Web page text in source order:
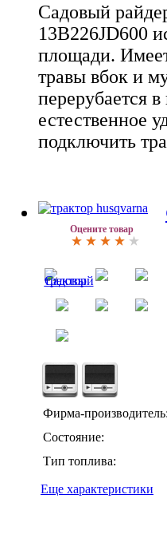
Садовый
13B226JD600
площади.
травы вбок и
перерубается
естественное
подключить
Оцените товар
Фирма-производитель:
Состояние:
Тип топлива:
Еще характеристики